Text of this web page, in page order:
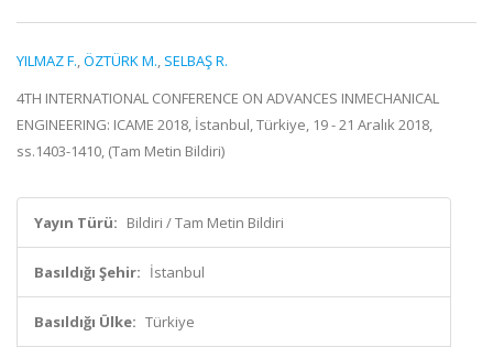
YILMAZ F.,ÖZTÜRK M., SELBAŞ R.
4TH INTERNATIONAL CONFERENCE ON ADVANCES INMECHANICAL
ENGINEERING: ICAME 2018, İstanbul, Türkiye, 19 - 21 Aralık 2018,
ss.1403-1410, (Tam Metin Bildiri)
Yayın Türü: Bildiri / Tam Metin Bildiri
Basıldığı Şehir: İstanbul
Basıldığı Ülke: Türkiye